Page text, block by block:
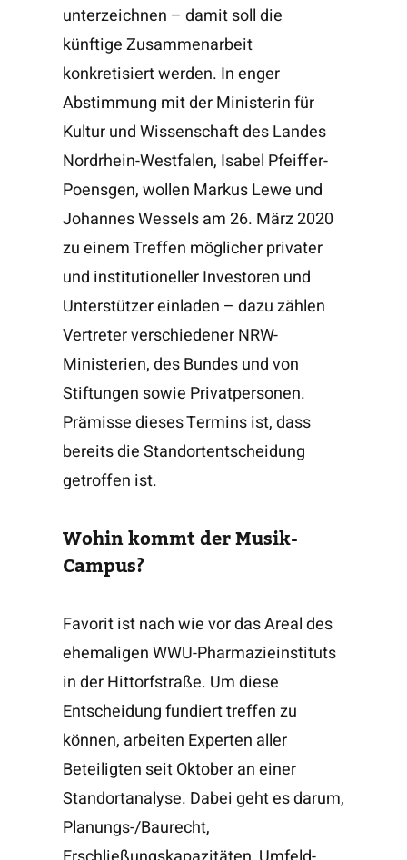
unterzeichnen – damit soll die
künftige Zusammenarbeit
konkretisiert werden. In enger
Abstimmung mit der Ministerin für
Kultur und Wissenschaft des Landes
Nordrhein-Westfalen, Isabel Pfeiffer-
Poensgen, wollen Markus Lewe und
Johannes Wessels am 26. März 2020
zu einem Treffen möglicher privater
und institutioneller Investoren und
Unterstützer einladen – dazu zählen
Vertreter verschiedener NRW-
Ministerien, des Bundes und von
Stiftungen sowie Privatpersonen.
Prämisse dieses Termins ist, dass
bereits die Standortentscheidung
getroffen ist.
Wohin kommt der Musik-
Campus?
Favorit ist nach wie vor das Areal des
ehemaligen WWU-Pharmazieinstituts
in der Hittorfstraße. Um diese
Entscheidung fundiert treffen zu
können, arbeiten Experten aller
Beteiligten seit Oktober an einer
Standortanalyse. Dabei geht es darum,
Planungs-/Baurecht,